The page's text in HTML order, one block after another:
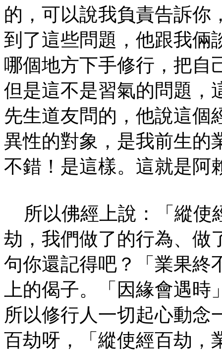
的，可以說我負責告訴你
到了這些問題，他跟我倆
哪個地方下手修行，把自
但是這不是習氣的問題，
先生道友問的，他說這個
異性的對象，是我前生的
不錯！是這樣。這就是阿
所以佛經上說：「縱使
劫，我們做了的行為、做
句你還記得吧？「業果終
上的偈子。「因緣會遇
所以修行人一切起心動念
百劫呀，「縱使經百劫，